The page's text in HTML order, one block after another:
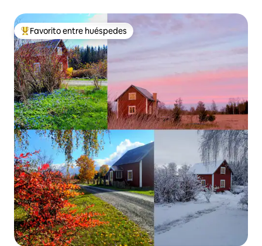
Favorito entre los huéspedes más destacados
Favorito entre huéspedes